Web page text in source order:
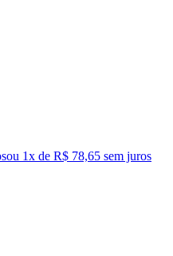
ou 1x de R$ 78,65 sem juros